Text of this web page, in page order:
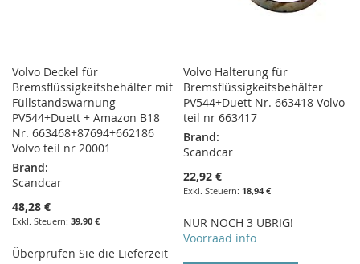
Volvo Deckel für
Bremsflüssigkeitsbehälter mit
Füllstandswarnung
PV544+Duett + Amazon B18
Nr. 663468+87694+662186
Volvo teil nr 20001
Brand:
Scandcar
48,28 €
39,90 €
Überprüfen Sie die Lieferzeit
Volvo Halterung für
Bremsflüssigkeitsbehälter
PV544+Duett Nr. 663418 Volvo
teil nr 663417
Brand:
Scandcar
22,92 €
18,94 €
NUR NOCH 3 ÜBRIG!
Voorraad info